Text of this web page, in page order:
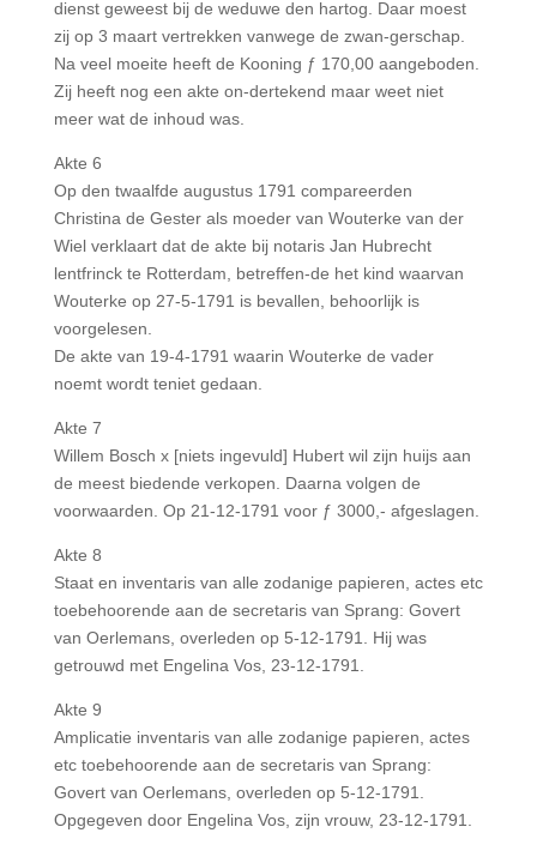
dienst geweest bij de weduwe den hartog. Daar moest
zij op 3 maart vertrekken vanwege de zwan-gerschap.
Na veel moeite heeft de Kooning ƒ 170,00 aangeboden.
Zij heeft nog een akte on-dertekend maar weet niet
meer wat de inhoud was.
Akte 6
Op den twaalfde augustus 1791 compareerden
Christina de Gester als moeder van Wouterke van der
Wiel verklaart dat de akte bij notaris Jan Hubrecht
lentfrinck te Rotterdam, betreffen-de het kind waarvan
Wouterke op 27-5-1791 is bevallen, behoorlijk is
voorgelesen.
De akte van 19-4-1791 waarin Wouterke de vader
noemt wordt teniet gedaan.
Akte 7
Willem Bosch x [niets ingevuld] Hubert wil zijn huijs aan
de meest biedende verkopen. Daarna volgen de
voorwaarden. Op 21-12-1791 voor ƒ 3000,- afgeslagen.
Akte 8
Staat en inventaris van alle zodanige papieren, actes etc
toebehoorende aan de secretaris van Sprang: Govert
van Oerlemans, overleden op 5-12-1791. Hij was
getrouwd met Engelina Vos, 23-12-1791.
Akte 9
Amplicatie inventaris van alle zodanige papieren, actes
etc toebehoorende aan de secretaris van Sprang:
Govert van Oerlemans, overleden op 5-12-1791.
Opgegeven door Engelina Vos, zijn vrouw, 23-12-1791.